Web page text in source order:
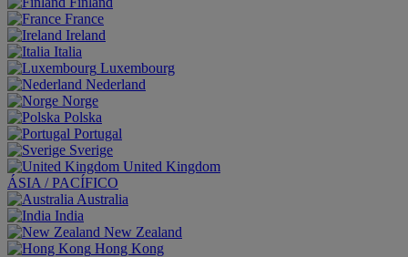
France
Ireland
Italia
Luxembourg
Nederland
Norge
Polska
Portugal
Sverige
United Kingdom
ÁSIA / PACÍFICO
Australia
India
New Zealand
Hong Kong